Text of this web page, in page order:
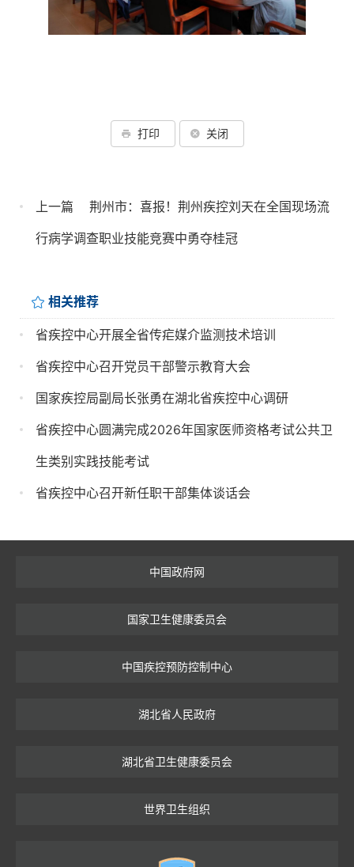
打印 关闭
上一篇
荆州市：喜报！荆州疾控刘天在全国现场流
行病学调查职业技能竞赛中勇夺桂冠
相关推荐
省疾控中心开展全省传疟媒介监测技术培训
省疾控中心召开党员干部警示教育大会
国家疾控局副局长张勇在湖北省疾控中心调研
省疾控中心圆满完成2026年国家医师资格考试公共卫
生类别实践技能考试
省疾控中心召开新任职干部集体谈话会
中国政府网
国家卫生健康委员会
中国疾控预防控制中心
湖北省人民政府
湖北省卫生健康委员会
世界卫生组织